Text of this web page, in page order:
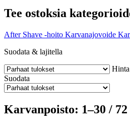
Tee ostoksia
After Shave -hoito Karvanajovoide
Suodata & lajitella
Hinta
Suodata
Karvanpoisto: 1–30 / 72